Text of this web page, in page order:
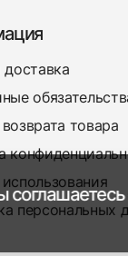
товара
персональных
соглашаетесь